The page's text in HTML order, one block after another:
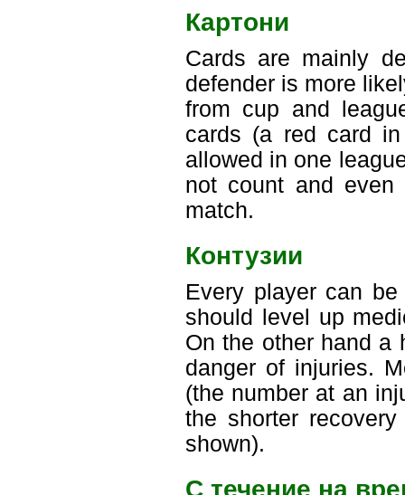
Картони
Cards are mainly
defender is more
from cup and
cards (a red card
allowed in one
not count and
match.
Контузии
Every player can
should level up
On the other hand a
danger of injuries.
(the number at an
the shorter
shown).
С течение на